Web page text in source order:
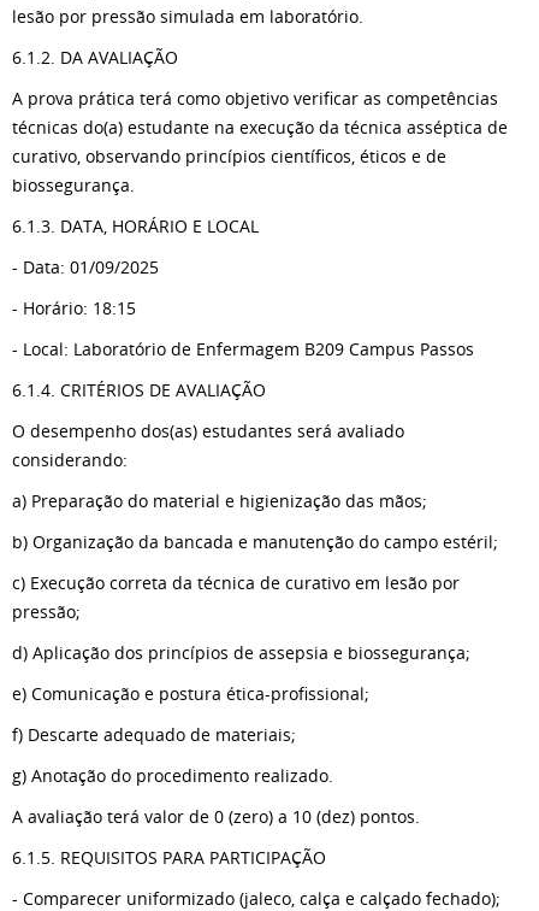
lesão por pressão simulada em laboratório.
6.1.2. DA AVALIAÇÃO
A prova prática terá como objetivo verificar as competências
técnicas do(a) estudante na execução da técnica asséptica de
curativo, observando princípios científicos, éticos e de
biossegurança.
6.1.3. DATA, HORÁRIO E LOCAL
- Data: 01/09/2025
- Horário: 18:15
- Local: Laboratório de Enfermagem B209 Campus Passos
6.1.4. CRITÉRIOS DE AVALIAÇÃO
O desempenho dos(as) estudantes será avaliado
considerando:
a) Preparação do material e higienização das mãos;
b) Organização da bancada e manutenção do campo estéril;
c) Execução correta da técnica de curativo em lesão por
pressão;
d) Aplicação dos princípios de assepsia e biossegurança;
e) Comunicação e postura ética-profissional;
f) Descarte adequado de materiais;
g) Anotação do procedimento realizado.
A avaliação terá valor de 0 (zero) a 10 (dez) pontos.
6.1.5. REQUISITOS PARA PARTICIPAÇÃO
- Comparecer uniformizado (jaleco, calça e calçado fechado);